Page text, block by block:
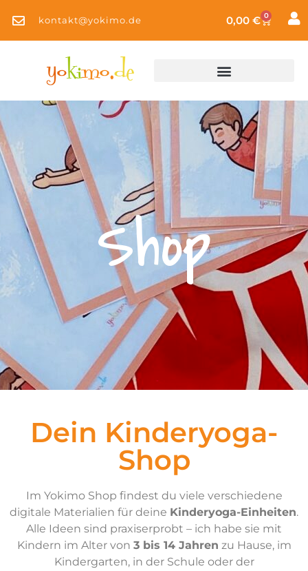
kontakt@yokimo.de 0,00 € 0
Shop
Dein Kinderyoga-
Shop
Im Yokimo Shop findest du viele verschiedene
digitale Materialien für deine Kinderyoga-Einheiten.
Alle Ideen sind praxiserprobt – ich habe sie mit
Kindern im Alter von 3 bis 14 Jahren zu Hause, im
Kindergarten, in der Schule oder der